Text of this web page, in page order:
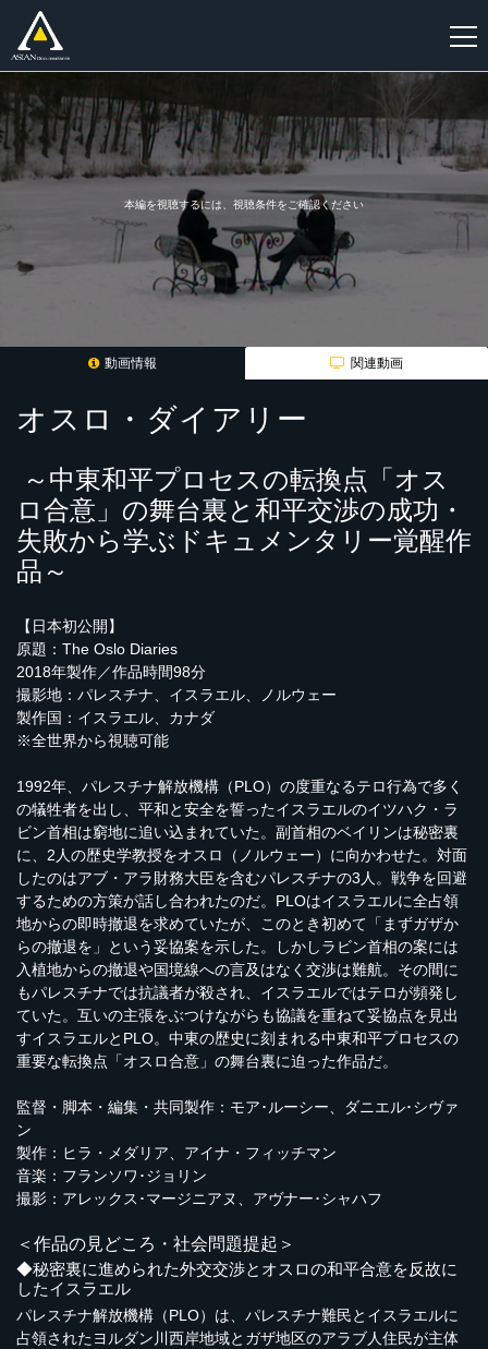
規
登
本編を視聴するには、視聴条件をご確認ください
動画情報 関連動画
オスロ・ダイアリー
～中東和平プロセスの転換点「オス
ロ合意」の舞台裏と和平交渉の成功・
失敗から学ぶドキュメンタリー覚醒作
品～
【日本初公開】
原題：The Oslo Diaries
2018年製作／作品時間98分
撮影地：パレスチナ、イスラエル、ノルウェー
製作国：イスラエル、カナダ
※全世界から視聴可能
1992年、パレスチナ解放機構（PLO）の度重なるテロ行為で多く
の犠牲者を出し、平和と安全を誓ったイスラエルのイツハク・ラ
ビン首相は窮地に追い込まれていた。副首相のベイリンは秘密裏
に、2人の歴史学教授をオスロ（ノルウェー）に向かわせた。対面
したのはアブ・アラ財務大臣を含むパレスチナの3人。戦争を回避
するための方策が話し合われたのだ。PLOはイスラエルに全占領
地からの即時撤退を求めていたが、このとき初めて「まずガザか
らの撤退を」という妥協案を示した。しかしラビン首相の案には
入植地からの撤退や国境線への言及はなく交渉は難航。その間に
もパレスチナでは抗議者が殺され、イスラエルではテロが頻発し
ていた。互いの主張をぶつけながらも協議を重ねて妥協点を見出
すイスラエルとPLO。中東の歴史に刻まれる中東和平プロセスの
重要な転換点「オスロ合意」の舞台裏に迫った作品だ。
監督・脚本・編集・共同製作：モア･ルーシー、ダニエル･シヴァ
ン
製作：ヒラ・メダリア、アイナ・フィッチマン
音楽：フランソワ･ジョリン
撮影：アレックス･マージニアヌ、アヴナー･シャハフ
＜作品の見どころ・社会問題提起＞
◆秘密裏に進められた外交交渉とオスロの和平合意を反故に
したイスラエル
パレスチナ解放機構（PLO）は、パレスチナ難民とイスラエルに
占領されたヨルダン川西岸地域とガザ地区のアラブ人住民が主体